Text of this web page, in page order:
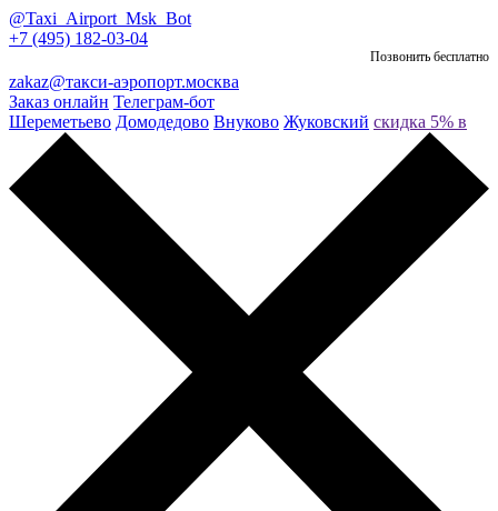
@Taxi_Airport_Msk_Bot
+7 (495) 182-03-04
Позвонить бесплатно
zakaz@такси-аэропорт.москва
Заказ онлайн Телеграм-бот
Шереметьево Домодедово Внуково Жуковский скидка 5% в